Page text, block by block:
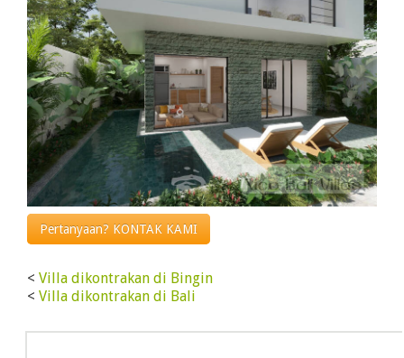
Pertanyaan? KONTAK KAMI
< Villa dikontrakan di Bingin
< Villa dikontrakan di Bali